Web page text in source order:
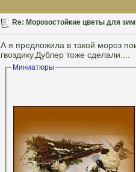
Re: Морозостойкие цветы для
А я предложила в такой мороз
гвоздику.Дублер тоже сделали....
Миниатюры